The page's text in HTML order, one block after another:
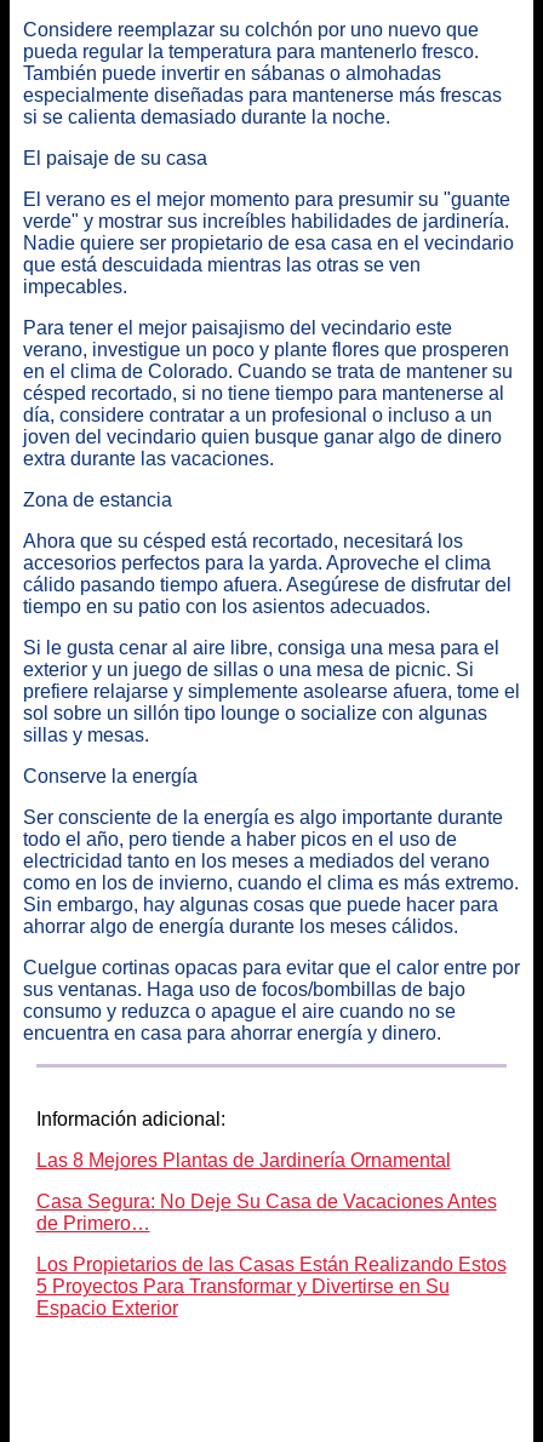
Considere reemplazar su colchón por uno nuevo que
pueda regular la temperatura para mantenerlo fresco.
También puede invertir en sábanas o almohadas
especialmente diseñadas para mantenerse más frescas
si se calienta demasiado durante la noche.
El paisaje de su casa
El verano es el mejor momento para presumir su "guante
verde" y mostrar sus increíbles habilidades de jardinería.
Nadie quiere ser propietario de esa casa en el vecindario
que está descuidada mientras las otras se ven
impecables.
Para tener el mejor paisajismo del vecindario este
verano, investigue un poco y plante flores que prosperen
en el clima de Colorado. Cuando se trata de mantener su
césped recortado, si no tiene tiempo para mantenerse al
día, considere contratar a un profesional o incluso a un
joven del vecindario quien busque ganar algo de dinero
extra durante las vacaciones.
Zona de estancia
Ahora que su césped está recortado, necesitará los
accesorios perfectos para la yarda. Aproveche el clima
cálido pasando tiempo afuera. Asegúrese de disfrutar del
tiempo en su patio con los asientos adecuados.
Si le gusta cenar al aire libre, consiga una mesa para el
exterior y un juego de sillas o una mesa de picnic. Si
prefiere relajarse y simplemente asolearse afuera, tome el
sol sobre un sillón tipo lounge o socialize con algunas
sillas y mesas.
Conserve la energía
Ser consciente de la energía es algo importante durante
todo el año, pero tiende a haber picos en el uso de
electricidad tanto en los meses a mediados del verano
como en los de invierno, cuando el clima es más extremo.
Sin embargo, hay algunas cosas que puede hacer para
ahorrar algo de energía durante los meses cálidos.
Cuelgue cortinas opacas para evitar que el calor entre por
sus ventanas. Haga uso de focos/bombillas de bajo
consumo y reduzca o apague el aire cuando no se
encuentra en casa para ahorrar energía y dinero.
Información adicional:
Las 8 Mejores Plantas de Jardinería Ornamental
Casa Segura: No Deje Su Casa de Vacaciones Antes
de Primero…
Los Propietarios de las Casas Están Realizando Estos
5 Proyectos Para Transformar y Divertirse en Su
Espacio Exterior